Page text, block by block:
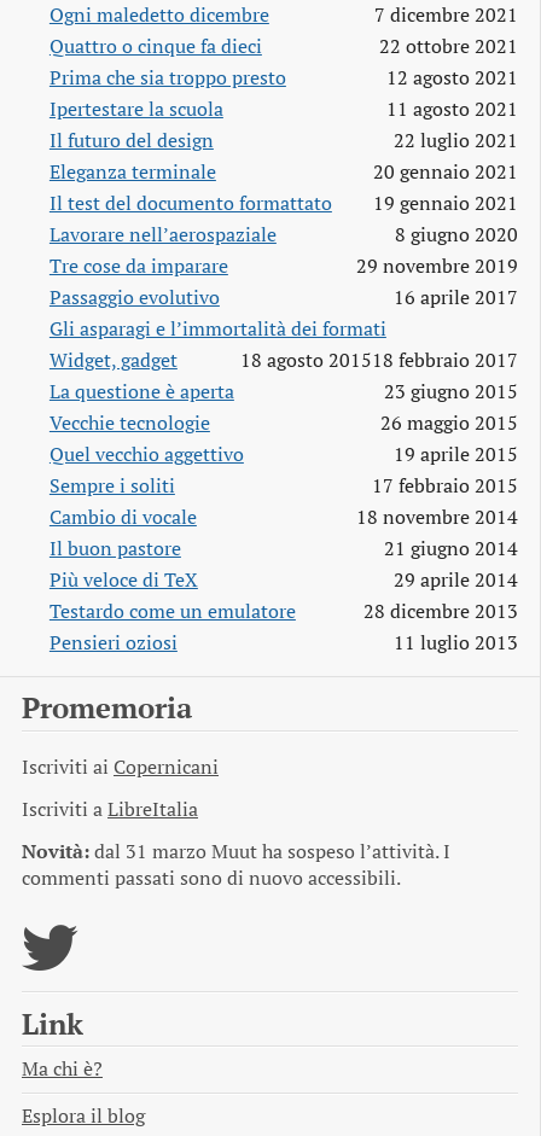
Ogni maledetto dicembre
7 dicembre 2021
Quattro o cinque fa dieci
22 ottobre 2021
Prima che sia troppo presto
12 agosto 2021
Ipertestare la scuola
11 agosto 2021
Il futuro del design
22 luglio 2021
Eleganza terminale
20 gennaio 2021
Il test del documento formattato
19 gennaio 2021
Lavorare nell’aerospaziale
8 giugno 2020
Tre cose da imparare
29 novembre 2019
Passaggio evolutivo
16 aprile 2017
Gli asparagi e l’immortalità dei formati
18 febbraio 2017
Widget, gadget
18 agosto 2015
La questione è aperta
23 giugno 2015
Vecchie tecnologie
26 maggio 2015
Quel vecchio aggettivo
19 aprile 2015
Sempre i soliti
17 febbraio 2015
Cambio di vocale
18 novembre 2014
Il buon pastore
21 giugno 2014
Più veloce di TeX
29 aprile 2014
Testardo come un emulatore
28 dicembre 2013
Pensieri oziosi
11 luglio 2013
Promemoria
Iscriviti ai Copernicani
Iscriviti aLibreItalia
Novità:dal 31 marzo Muut ha sospeso l’attività. I
commenti passati sono di nuovo accessibili.
Link
Ma chi è?
Esplora il blog